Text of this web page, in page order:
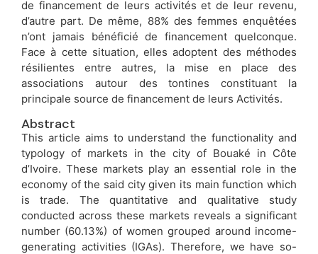
de financement de leurs activités et de leur revenu,
d’autre part. De même, 88% des femmes enquêtées
n’ont jamais bénéficié de financement quelconque.
Face à cette situation, elles adoptent des méthodes
résilientes entre autres, la mise en place des
associations autour des tontines constituant la
principale source de financement de leurs Activités.
Abstract
This article aims to understand the functionality and
typology of markets in the city of Bouaké in Côte
d’Ivoire. These markets play an essential role in the
economy of the said city given its main function which
is trade. The quantitative and qualitative study
conducted across these markets reveals a significant
number (60.13%) of women grouped around income-
generating activities (IGAs). Therefore, we have so-